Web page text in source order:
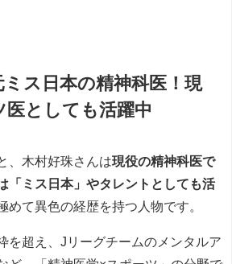
ミス日本の精神科医！現
医としても活躍中
、木村好珠さんは現役の精神科医で
「ミス日本」やタレントとしても活
めて異色の経歴を持つ人物です。
を超え、Jリーグチームのメンタルア